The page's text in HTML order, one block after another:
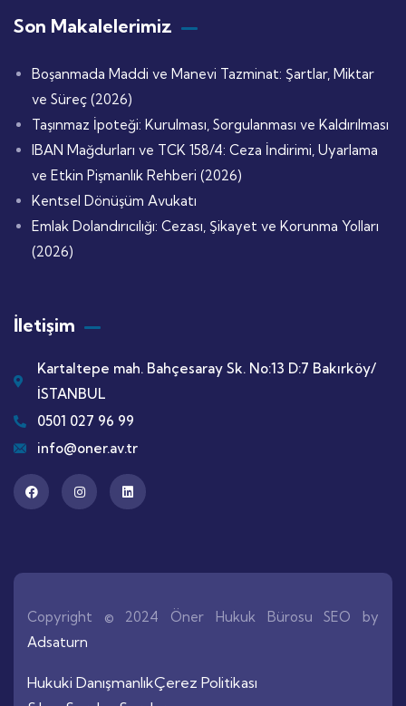
Son Makalelerimiz
Boşanmada Maddi ve Manevi Tazminat: Şartlar, Miktar
ve Süreç (2026)
Taşınmaz İpoteği: Kurulması, Sorgulanması ve Kaldırılması
IBAN Mağdurları ve TCK 158/4: Ceza İndirimi, Uyarlama
ve Etkin Pişmanlık Rehberi (2026)
Kentsel Dönüşüm Avukatı
Emlak Dolandırıcılığı: Cezası, Şikayet ve Korunma Yolları
(2026)
İletişim
Kartaltepe mah. Bahçesaray Sk. No:13 D:7 Bakırköy/
İSTANBUL
0501 027 96 99
info@oner.av.tr
Copyright © 2024 Öner Hukuk Bürosu SEO by
Adsaturn
Hukuki DanışmanlıkÇerez Politikası